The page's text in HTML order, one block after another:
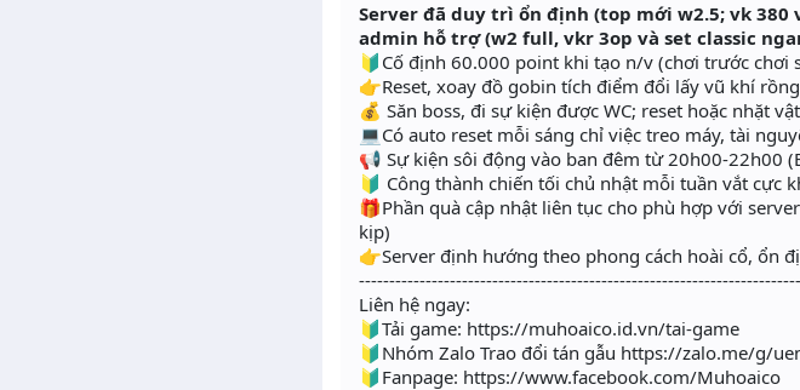
Server đã duy trì ổn định (top mới w2.5; vk
admin hỗ trợ (w2 full, vkr 3op và set classic
🔰Cố định 60.000 point khi tạo n/v (chơi trước chơi
👉Reset, xoay đồ gobin tích điểm đổi lấy vũ khí
💰 Săn boss, đi sự kiện được WC; reset hoặc nhặt
💻Có auto reset mỗi sáng chỉ việc treo máy, tài
📢 Sự kiện sôi động vào ban đêm từ 20h00-22h00
🔰 Công thành chiến tối chủ nhật mỗi tuần vắt cực
🎁Phần quà cập nhật liên tục cho phù hợp với
kịp)
👉Server định hướng theo phong cách hoài cổ, ổn
Liên hệ ngay:
🔰Tải game: https://muhoaico.id.vn/tai-game
🔰Nhóm Zalo Trao đổi tán gẫu https://zalo.me/g/
🔰Fanpage: https://www.facebook.com/Muhoaico